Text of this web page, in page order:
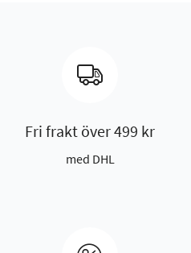
Fri frakt över 499 kr
med DHL